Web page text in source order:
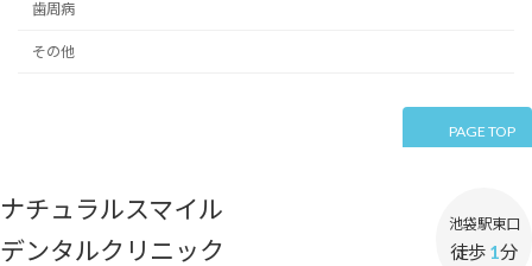
り
歯周病
その他
PAGE TOP
ナチュラルスマイル
デンタルクリニック
池袋駅東口
徒歩 1分